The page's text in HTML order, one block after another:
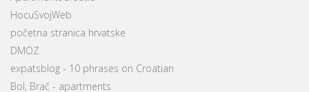
HocuSvojWeb
početna stranica hrvatske
DMOZ
expatsblog - 10 phrases on Croatian
Bol, Brač - apartments